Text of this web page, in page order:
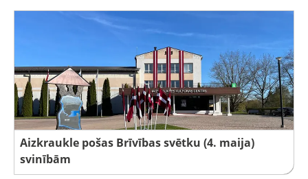
Aizkraukle pošas Brīvības svētku (4. maija)
svinībām